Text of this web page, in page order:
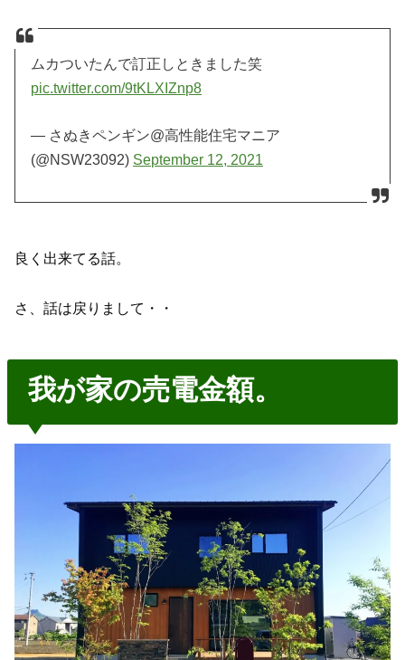
ムカついたんで訂正しときました笑
pic.twitter.com/9tKLXIZnp8
— さぬきペンギン@高性能住宅マニア
(@NSW23092) September 12, 2021
良く出来てる話。
さ、話は戻りまして・・
我が家の売電金額。